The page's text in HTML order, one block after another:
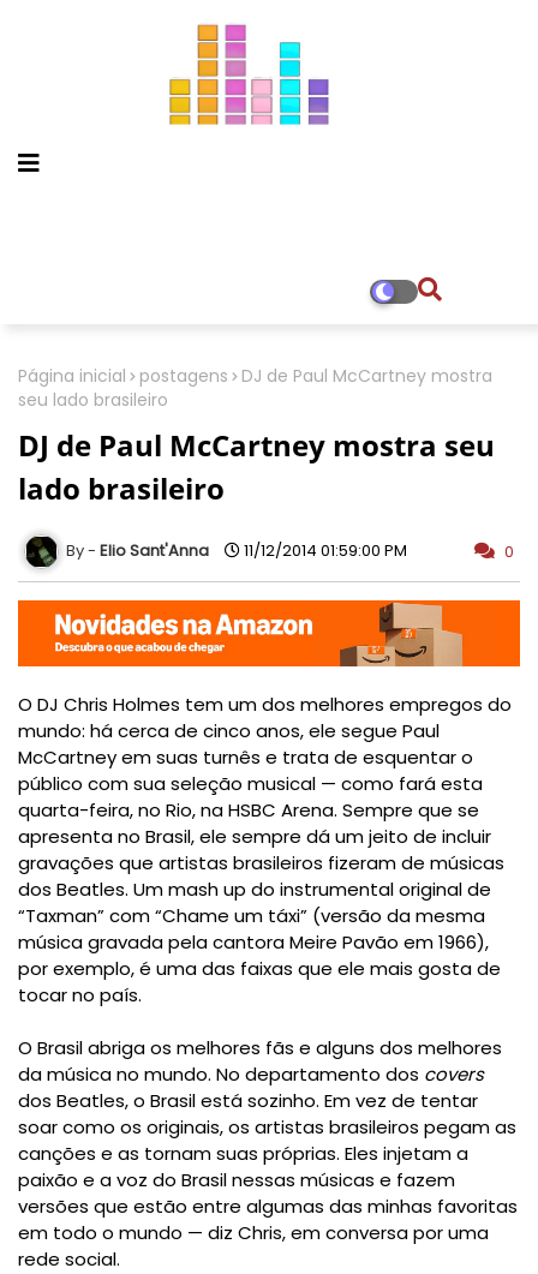
Página inicial postagens
DJ de Paul McCartney mostra
seu lado brasileiro
DJ de Paul McCartney mostra seu
lado brasileiro
Elio Sant'Anna 11/12/2014 01:59:00 PM 0
O DJ Chris Holmes tem um dos melhores empregos do
mundo: há cerca de cinco anos, ele segue Paul
McCartney em suas turnês e trata de esquentar o
público com sua seleção musical — como fará esta
quarta-feira, no Rio, na HSBC Arena. Sempre que se
apresenta no Brasil, ele sempre dá um jeito de incluir
gravações que artistas brasileiros fizeram de músicas
dos Beatles. Um mash up do instrumental original de
“Taxman” com “Chame um táxi” (versão da mesma
música gravada pela cantora Meire Pavão em 1966),
por exemplo, é uma das faixas que ele mais gosta de
tocar no país.
O Brasil abriga os melhores fãs e alguns dos melhores
da música no mundo. No departamento dos covers
dos Beatles, o Brasil está sozinho. Em vez de tentar
soar como os originais, os artistas brasileiros pegam as
canções e as tornam suas próprias. Eles injetam a
paixão e a voz do Brasil nessas músicas e fazem
versões que estão entre algumas das minhas favoritas
em todo o mundo — diz Chris, em conversa por uma
rede social.